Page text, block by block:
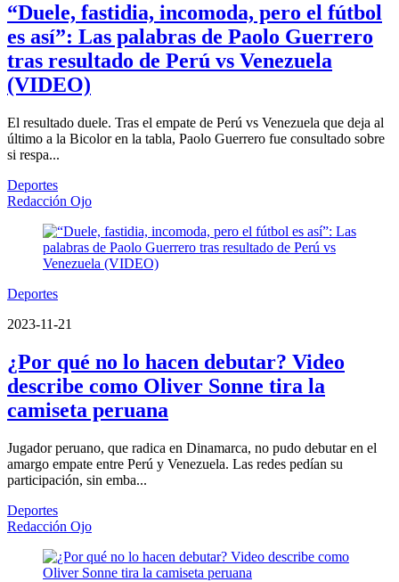
“Duele, fastidia, incomoda, pero el fútbol
es así”: Las palabras de Paolo Guerrero
tras resultado de Perú vs Venezuela
(VIDEO)
El resultado duele. Tras el empate de Perú vs Venezuela que deja al
último a la Bicolor en la tabla, Paolo Guerrero fue consultado sobre
si respa...
Deportes
Redacción Ojo
Deportes
2023-11-21
¿Por qué no lo hacen debutar? Video
describe como Oliver Sonne tira la
camiseta peruana
Jugador peruano, que radica en Dinamarca, no pudo debutar en el
amargo empate entre Perú y Venezuela. Las redes pedían su
participación, sin emba...
Deportes
Redacción Ojo